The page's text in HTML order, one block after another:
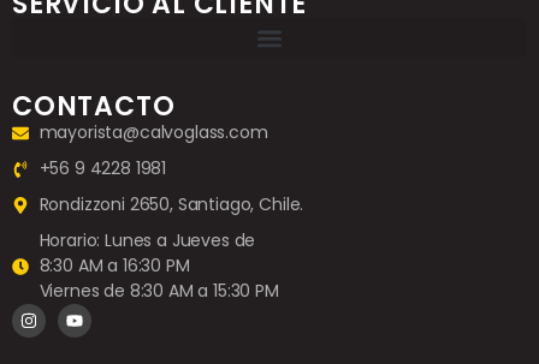
CONTACTO
mayorista@calvoglass.com
+56 9 4228 1981
Rondizzoni 2650, Santiago, Chile.
Horario: Lunes a Jueves de
8:30 AM a 16:30 PM
Viernes de 8:30 AM a 15:30 PM